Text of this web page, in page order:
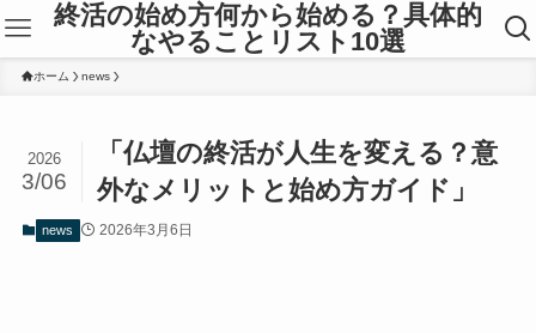
終活の始め方何から始める？具体的
なやることリスト10選
ホーム news
「仏壇の終活が人生を変える？意
外なメリットと始め方ガイド」
2026
3/06
news 2026年3月6日